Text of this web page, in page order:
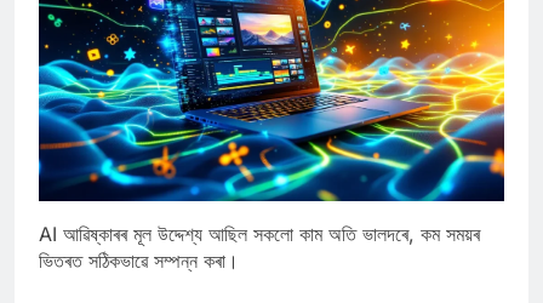
AI আৱিষ্কাৰৰ মূল উদ্দেশ্য আছিল সকলো কাম অতি ভালদৰে, কম সময়ৰ
ভিতৰত সঠিকভাৱে সম্পন্ন কৰা।